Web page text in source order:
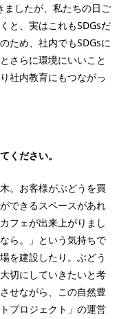
ましたが、私たちの日ご
と、実はこれもSDGsだ
ため、社内でもSDGsに
さらに環境にいいこと
社内教育にもつながっ
ください。
。お客様がぶどうを買
できるスペースがあれ
フェが出来上がりまし
ら。」という気持ちで
を建設したり。ぶどう
切にしていきたいと考
せながら、この自然豊
プロジェクト」の運営